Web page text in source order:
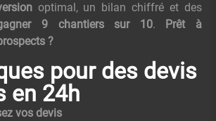
optimal, un bilan chiffré et des
9 chantiers sur 10. Prêt à
?
pour des devis
en 24h
vos devis